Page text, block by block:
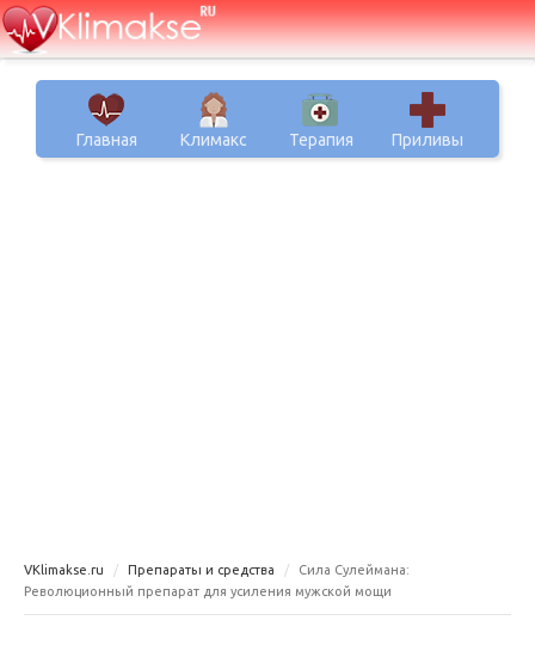
Главная Климакс Терапия Приливы
VKlimakse.ru Препараты и средства
Сила Сулеймана:
Революционный препарат для усиления мужской мощи